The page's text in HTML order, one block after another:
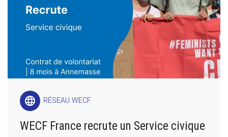
language RÉSEAU WECF
WECF France recrute un Service civique